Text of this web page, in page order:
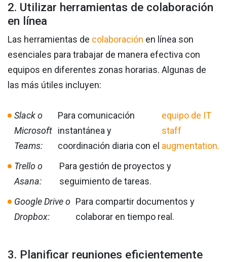
2. Utilizar herramientas de colaboración
en línea
Las herramientas de colaboración en línea son
esenciales para trabajar de manera efectiva con
equipos en diferentes zonas horarias. Algunas de
las más útiles incluyen:
Slack o
Microsoft
Teams:
Para comunicación
instantánea y
coordinación diaria con el
equipo de IT
staff
augmentation.
Trello o
Asana:
Para gestión de proyectos y
seguimiento de tareas.
Google Drive o
Dropbox:
Para compartir documentos y
colaborar en tiempo real.
3. Planificar reuniones eficientemente